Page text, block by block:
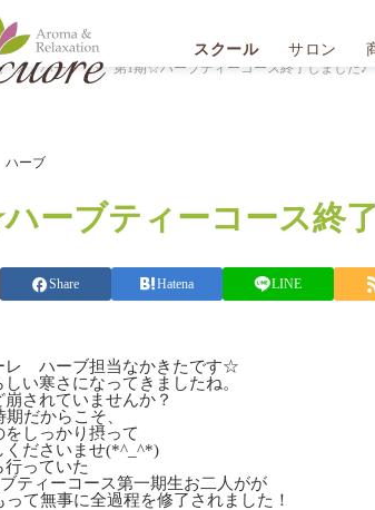
スクール サロン
ハーブ 第1期☆ハーブティーコース終了しました♪
ハーブ
ーブティーコース終
Share Hatena LINE
レ ハーブ担当なかきたです☆
い寒さになってきましたね。
されていませんか？
だからこそ、
しっかり摂って
くださいませ(*^_^*)
行っていた
ティーコース第一期生お二人がが
って無事に全過程を修了されました！